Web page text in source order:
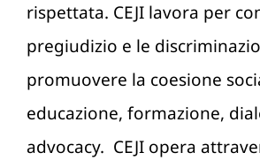
rispettata. CEJI lavora per
pregiudizio e le
promuovere la coesione
educazione, formazione,
advocacy. CEJI opera